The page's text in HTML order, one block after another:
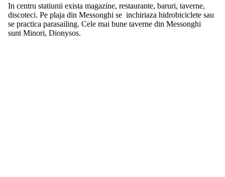
In centru statiunii exista magazine, restaurante, baruri, taverne,
discoteci. Pe plaja din Messonghi se inchiriaza hidrobiciclete sau
se practica parasailing. Cele mai bune taverne din Messonghi
sunt Minori, Dionysos.